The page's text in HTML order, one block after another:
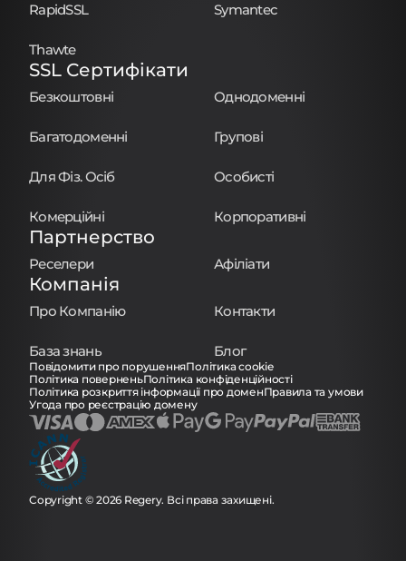
RapidSSL Symantec
Thawte
SSL Сертифікати
Безкоштовні Однодоменні
Багатодоменні Групові
Для Фіз. Осіб Особисті
Комерційні Корпоративні
Партнерство
Реселери Афіліати
Компанія
Про Компанію Контакти
База знань Блог
Повідомити про порушенняПолітика cookie
Політика поверненьПолітика конфіденційності
Політика розкриття інформації про доменПравила та умови
Угода про реєстрацію домену
Copyright © 2026 Regery. Всі права захищені.